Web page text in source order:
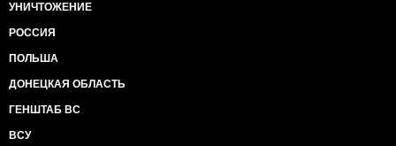
УНИЧТОЖЕНИЕ
РОССИЯ
ПОЛЬША
ДОНЕЦКАЯ ОБЛАСТЬ
ГЕНШТАБ ВС
ВСУ